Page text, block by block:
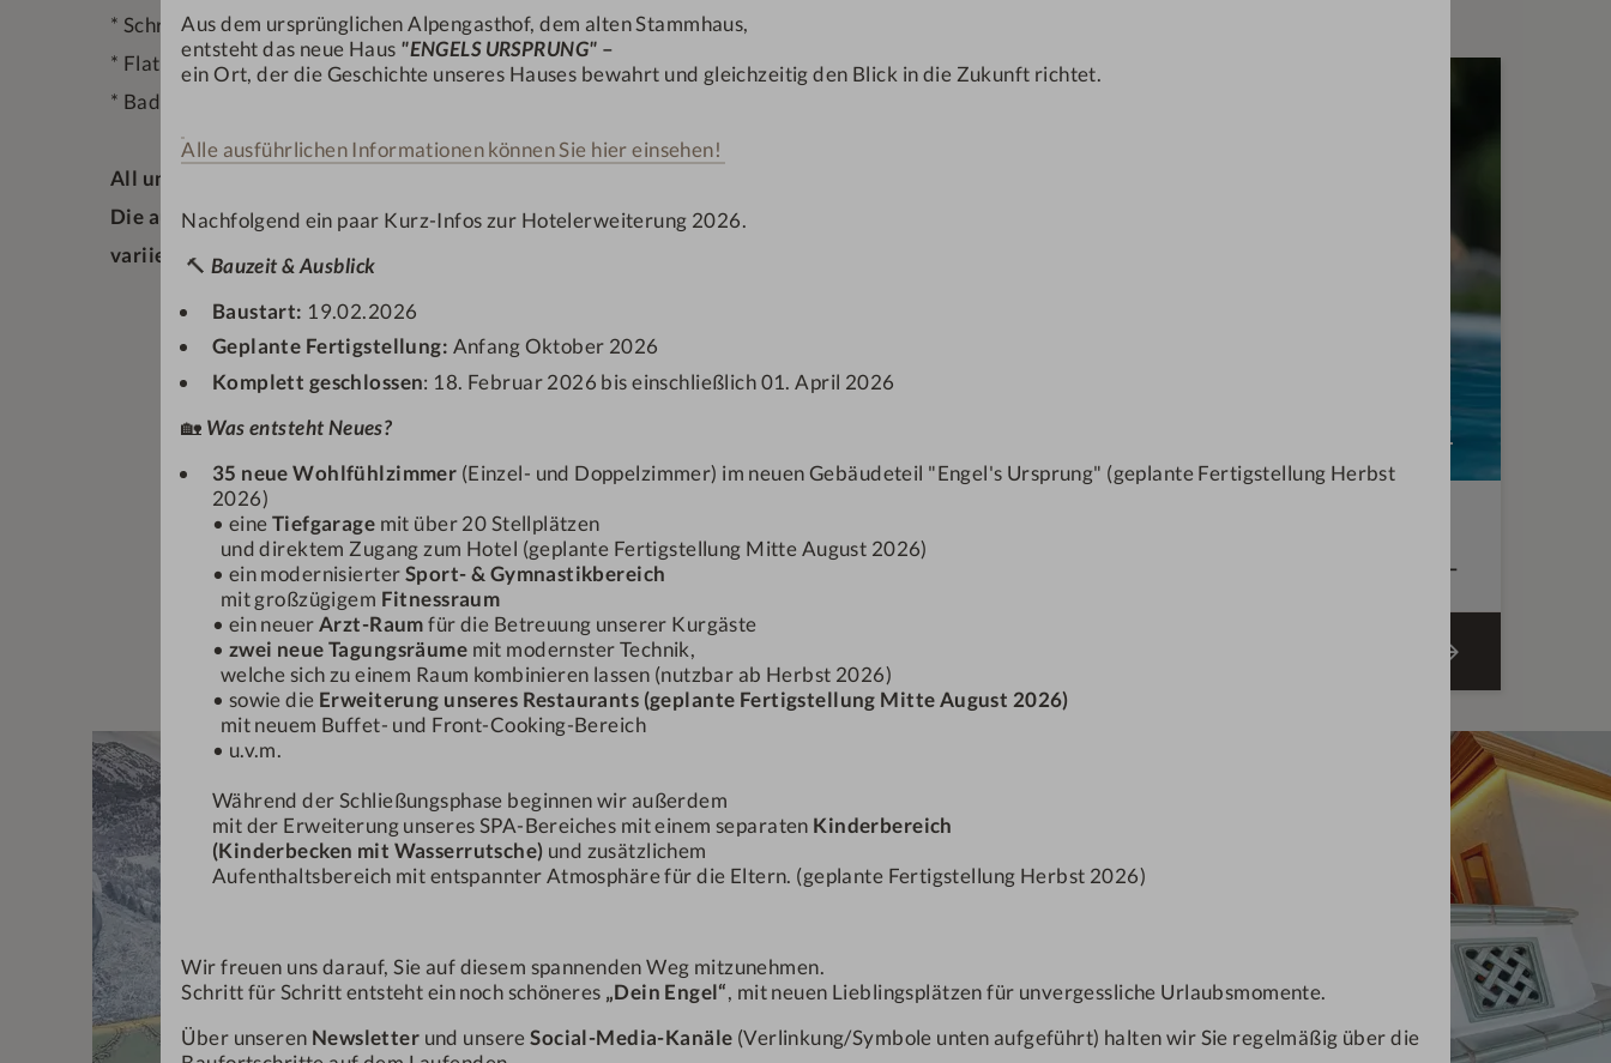
Aus dem ursprünglichen Alpengasthof, dem alten Stammhaus,
entsteht das neue Haus "ENGELS URSPRUNG" –
ein Ort, der die Geschichte unseres Hauses bewahrt und gleichzeitig den Blick in die Zukunft richtet.
Alle ausführlichen Informationen können Sie hier einsehen!
Nachfolgend ein paar Kurz-Infos zur Hotelerweiterung 2026.
🔨 Bauzeit & Ausblick
Baustart: 19.02.2026
Geplante Fertigstellung: Anfang Oktober 2026
Komplett geschlossen: 18. Februar 2026 bis einschließlich 01. April 2026
🏡 Was entsteht Neues?
35 neue Wohlfühlzimmer (Einzel- und Doppelzimmer) im neuen Gebäudeteil "Engel's Ursprung" (geplante Fertigstellung Herbst
2026)
• eineTiefgarage mit über 20 Stellplätzen
und direktem Zugang zum Hotel (geplante Fertigstellung Mitte August 2026)
• ein modernisierterSport- & Gymnastikbereich
mit großzügigem Fitnessraum
• ein neuerArzt-Raumfür die Betreuung unserer Kurgäste
• zwei neue Tagungsräume mit modernster Technik,
welche sich zu einem Raum kombinieren lassen (nutzbar ab Herbst 2026)
• sowie die Erweiterung unseres Restaurants (geplante Fertigstellung Mitte August 2026)
mit neuem Buffet- und Front-Cooking-Bereich
• u.v.m.
Während der Schließungsphase beginnen wir außerdem
mit der Erweiterung unseres SPA-Bereiches mit einem separaten Kinderbereich
(Kinderbecken mit Wasserrutsche) und zusätzlichem
Aufenthaltsbereich mit entspannter Atmosphäre für die Eltern. (geplante Fertigstellung Herbst 2026)
Wir freuen uns darauf, Sie auf diesem spannenden Weg mitzunehmen.
Schritt für Schritt entsteht ein noch schöneres „Dein Engel“, mit neuen Lieblingsplätzen für unvergessliche Urlaubsmomente.
Über unseren Newsletter und unsereSocial-Media-Kanäle (Verlinkung/Symbole unten aufgeführt) halten wir Sie regelmäßig über die
* Schreibtisch mit Leselicht
* Flat TV, Minibar, Telefon, Privatsafe und kostenloses W-LAN
* Badezimmer mit Dusche, Kosmetikspiegel und Föhn und separatem WC
All unsere Zimmer sind Nichtraucherzimmer.
Die aufgeführten Bilder der Zimmer sind Wohnbeispiele und können
variieren/abweichen.
2-4 Nächte 379,—